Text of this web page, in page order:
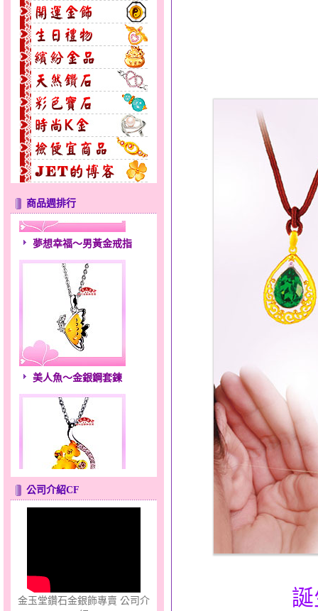
商品週排行
夢想幸福～男黃金戒指
美人魚～金銀鋼套鍊
風中花語～金銀鋼套鍊
公司介紹CF
金玉堂鑽石金銀飾專賣 公司介